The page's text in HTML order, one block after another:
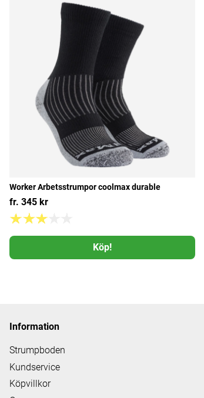
Worker Arbetsstrumpor coolmax durable
fr. 345 kr
Köp!
Information
Strumpboden
Kundservice
Köpvillkor